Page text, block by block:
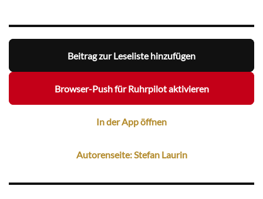
Beitrag zur Leseliste hinzufügen
Browser-Push für Ruhrpilot aktivieren
In der App öffnen
Autorenseite: Stefan Laurin